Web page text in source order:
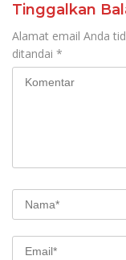
Tinggalkan
Alamat email Anda
ditandai *